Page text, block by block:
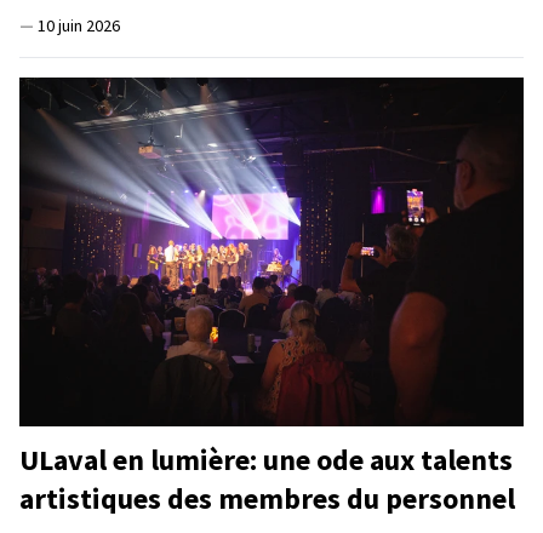
— 10 juin 2026
ULaval en lumière: une ode aux talents
artistiques des membres du personnel